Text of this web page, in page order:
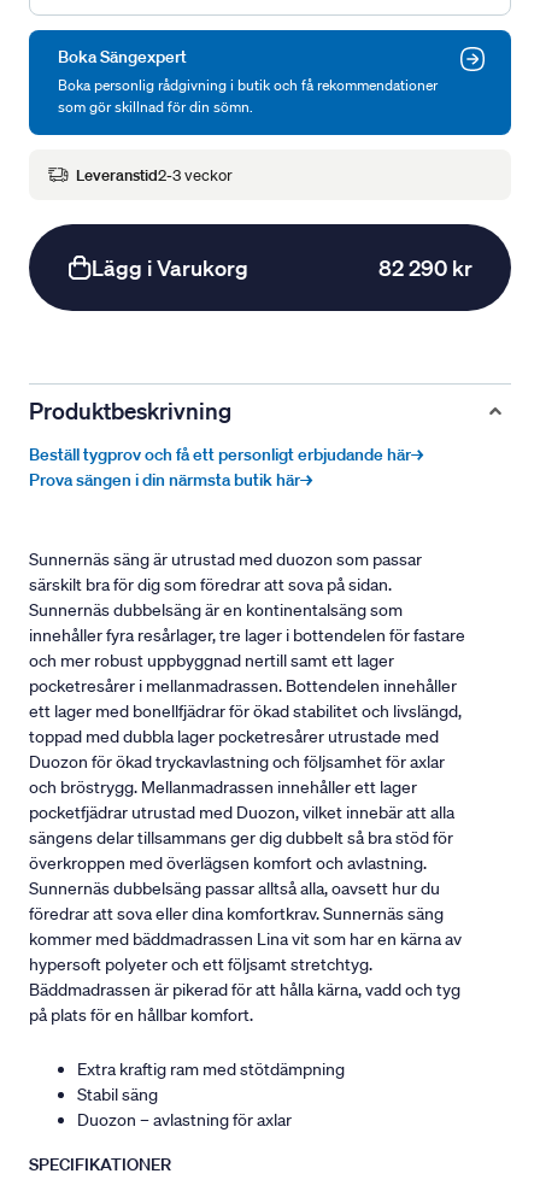
Boka Sängexpert
Boka personlig rådgivning i butik och få rekommendationer
som gör skillnad för din sömn.
Leveranstid2-3 veckor
Lägg i Varukorg 82 290 kr
Produktbeskrivning
Beställ tygprov och få ett personligt erbjudande här→
Prova sängen i din närmsta butik här→
Sunnernäs säng är utrustad med duozon som passar
särskilt bra för dig som föredrar att sova på sidan.
Sunnernäs dubbelsäng är en kontinentalsäng som
innehåller fyra resårlager, tre lager i bottendelen för fastare
och mer robust uppbyggnad nertill samt ett lager
pocketresårer i mellanmadrassen. Bottendelen innehåller
ett lager med bonellfjädrar för ökad stabilitet och livslängd,
toppad med dubbla lager pocketresårer utrustade med
Duozon för ökad tryckavlastning och följsamhet för axlar
och bröstrygg. Mellanmadrassen innehåller ett lager
pocketfjädrar utrustad med Duozon, vilket innebär att alla
sängens delar tillsammans ger dig dubbelt så bra stöd för
överkroppen med överlägsen komfort och avlastning.
Sunnernäs dubbelsäng passar alltså alla, oavsett hur du
föredrar att sova eller dina komfortkrav. Sunnernäs säng
kommer med bäddmadrassen Lina vit som har en kärna av
hypersoft polyeter och ett följsamt stretchtyg.
Bäddmadrassen är pikerad för att hålla kärna, vadd och tyg
på plats för en hållbar komfort.
Extra kraftig ram med stötdämpning
Stabil säng
Duozon – avlastning för axlar
SPECIFIKATIONER